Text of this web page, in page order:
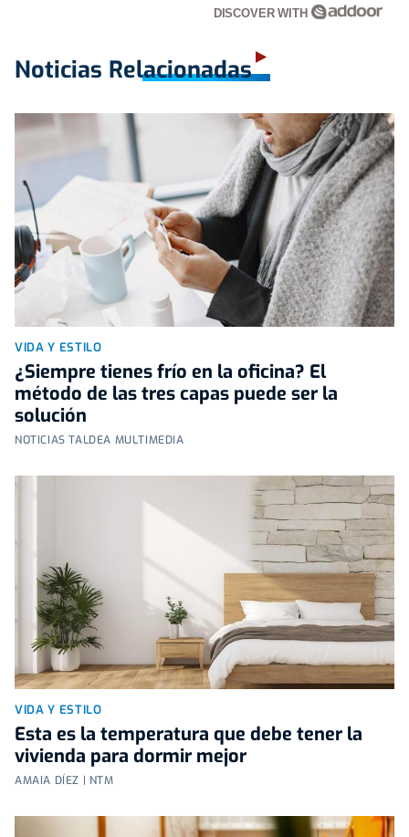
DISCOVER WITH
Noticias Relacionadas
VIDA Y ESTILO
¿Siempre tienes frío en la oficina? El
método de las tres capas puede ser la
solución
NOTICIAS TALDEA MULTIMEDIA
VIDA Y ESTILO
Esta es la temperatura que debe tener la
vivienda para dormir mejor
AMAIA DÍEZ | NTM